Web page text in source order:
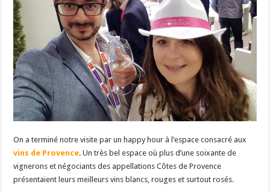
On a terminé notre visite par un happy hour à l’espace consacré aux
vins de Provence. Un très bel espace où plus d’une soixante de
vignerons et négociants des appellations Côtes de Provence
présentaient leurs meilleurs vins blancs, rouges et surtout rosés.